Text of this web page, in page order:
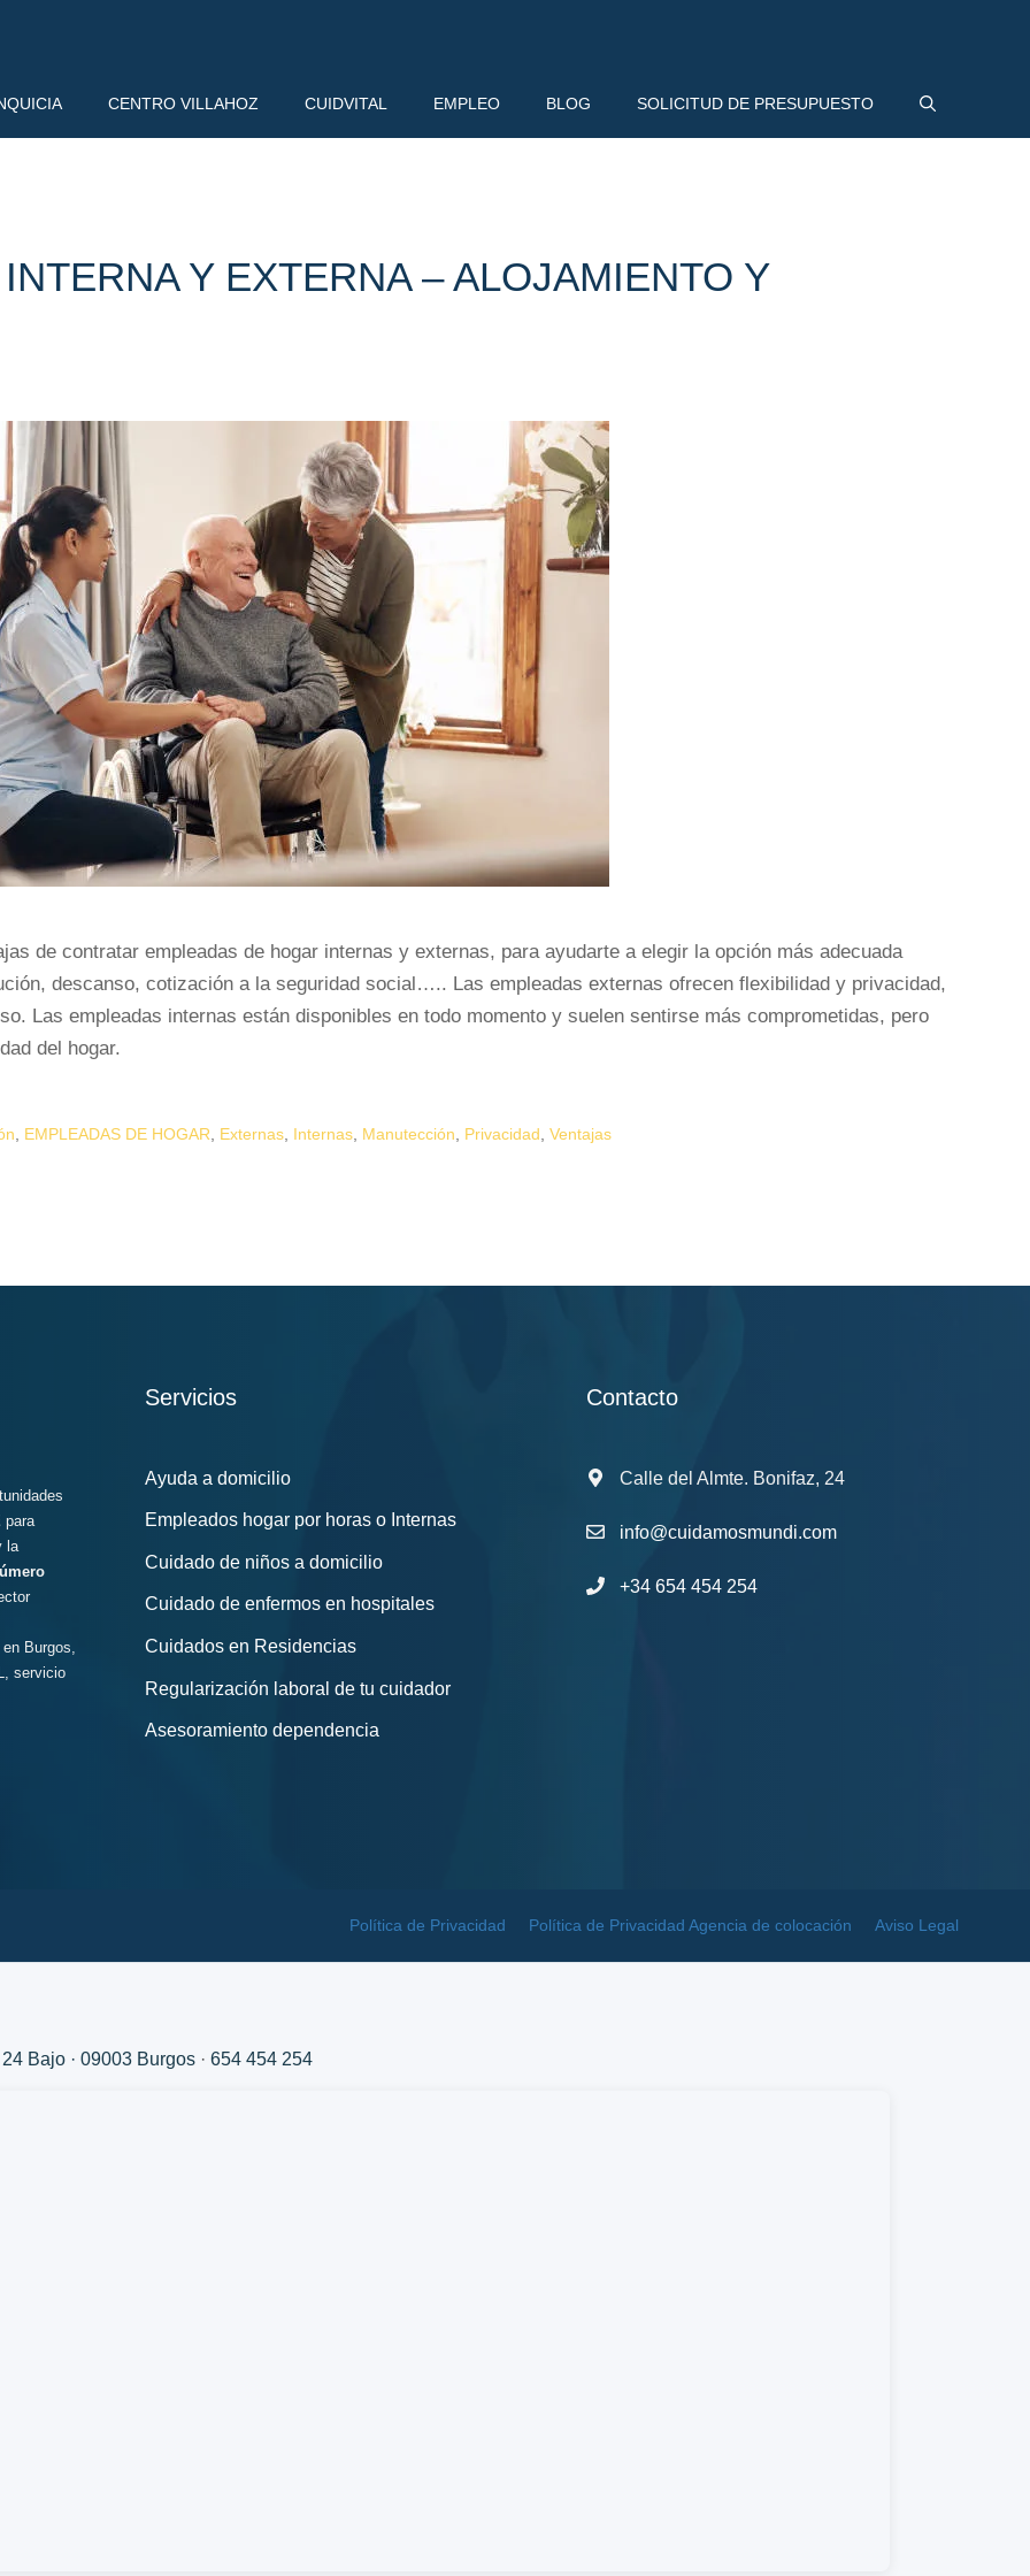
CENTRO VILLAHOZ CUIDVITAL EMPLEO BLOG SOLICITUD DE PRESUPUESTO
Y EXTERNA – ALOJAMIENTO Y
de contratar empleadas de hogar internas y externas, para ayudarte a elegir la opción más adecuada
descanso, cotización a la seguridad social….. Las empleadas externas ofrecen flexibilidad y privacidad,
Las empleadas internas están disponibles en todo momento y suelen sentirse más comprometidas, pero
del hogar.
EMPLEADAS DE HOGAR Externas Internas Manutección Privacidad ,Ventajas
para
la
Burgos,
servicio
Servicios
Ayuda a domicilio
Empleados hogar por horas o Internas
Cuidado de niños a domicilio
Cuidado de enfermos en hospitales
Cuidados en Residencias
Regularización laboral de tu cuidador
Asesoramiento dependencia
Contacto
Calle del Almte. Bonifaz, 24
info@cuidamosmundi.com
+34 654 454 254
Política de Privacidad Política de Privacidad Agencia de colocación Aviso Legal
Bajo · 09003 Burgos · 654 454 254